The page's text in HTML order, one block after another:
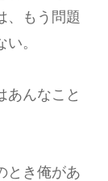
、もう問題
。
あんなこと
とき俺があ